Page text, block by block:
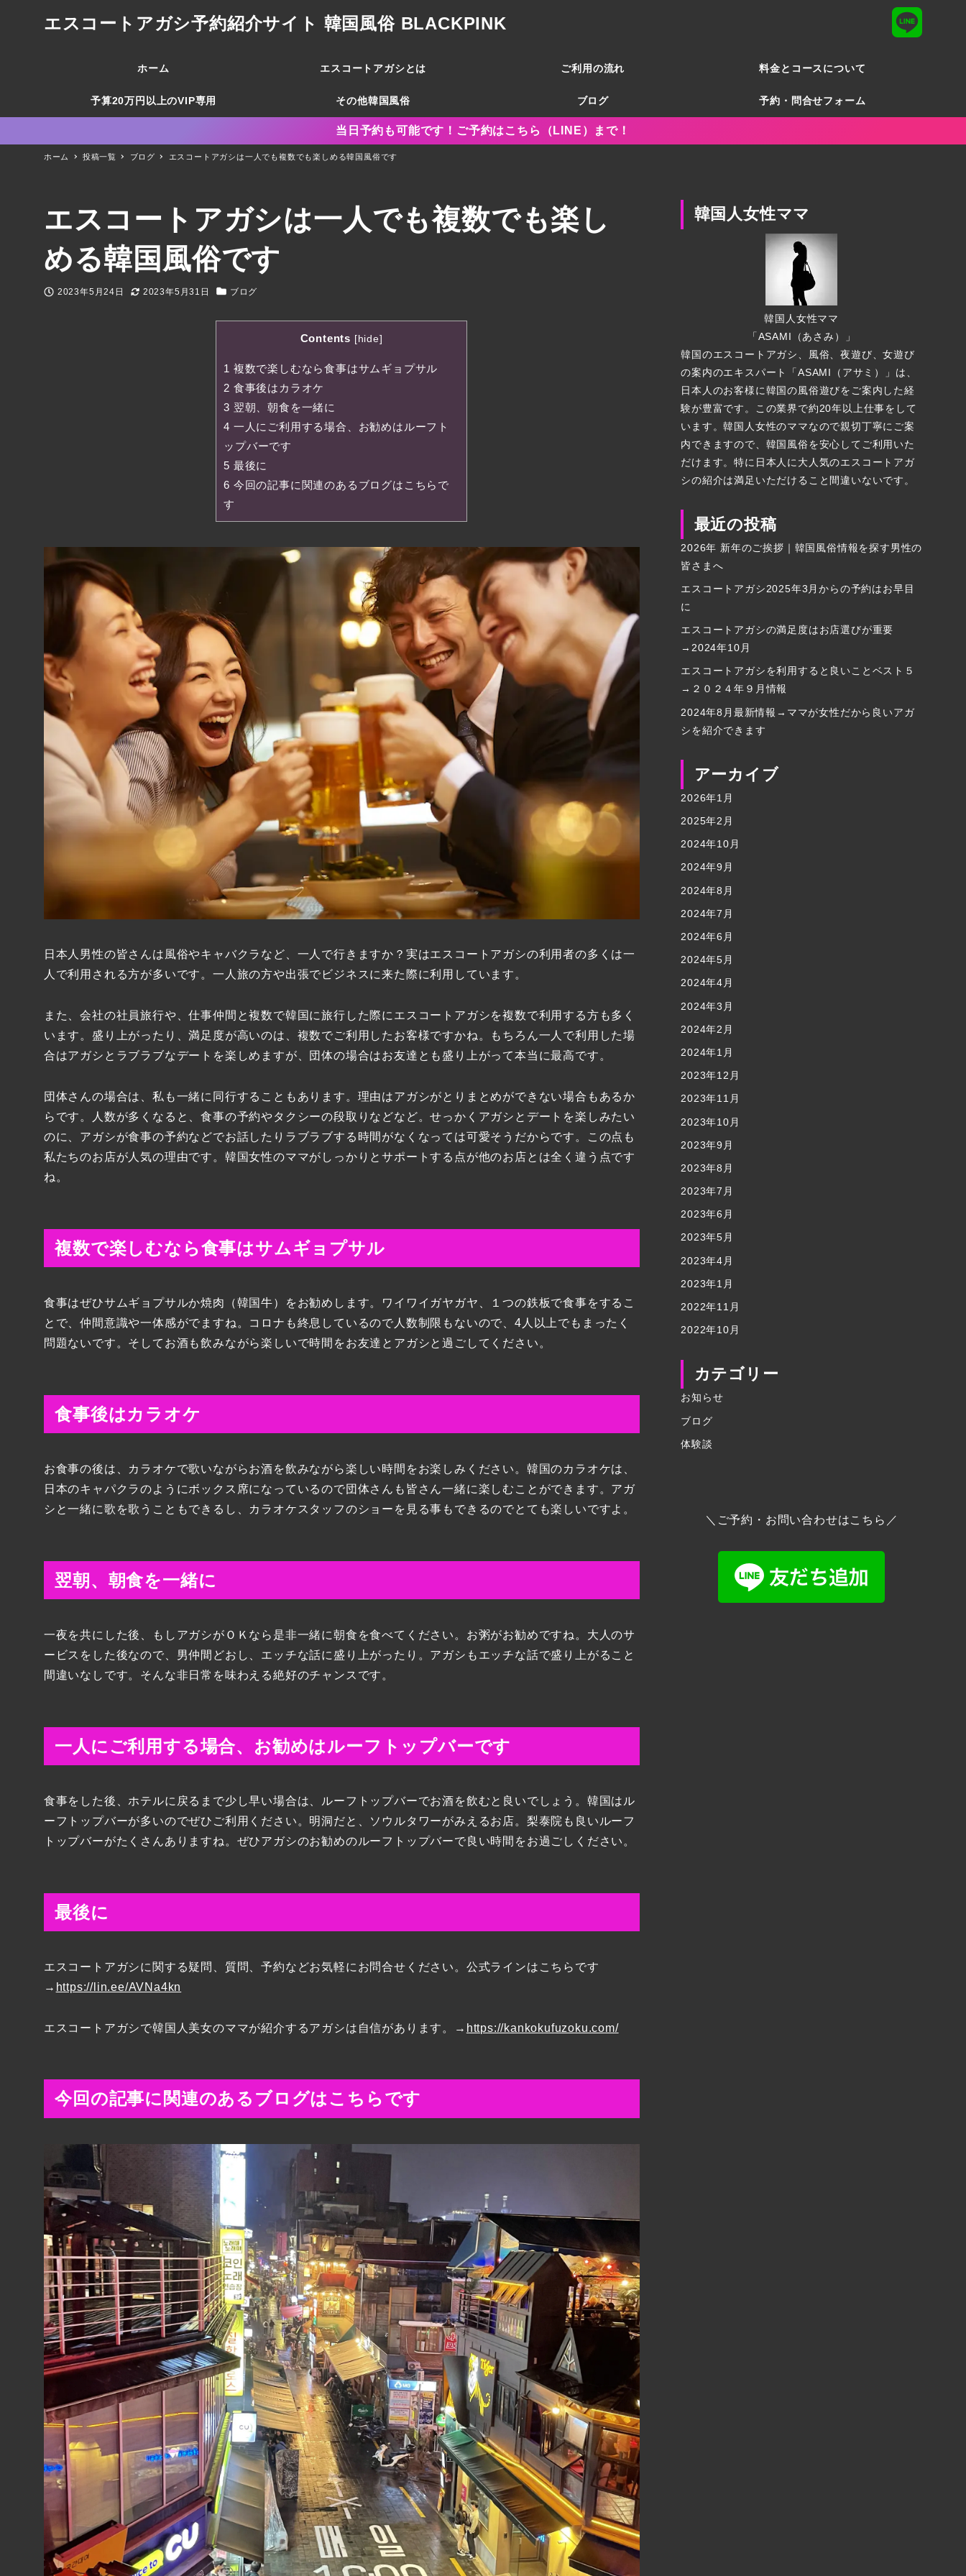
エスコートアガシ予約紹介サイト 韓国風俗 BLACKPINK
ホーム エスコートアガシとは ご利用の流れ 料金とコースについて
予算20万円以上のVIP専用 その他韓国風俗 ブログ 予約・問合せフォーム
当日予約も可能です！ご予約はこちら（LINE）まで！
ホーム 投稿一覧 ブログ エスコートアガシは一人でも複数でも楽しめる韓国風俗です
エスコートアガシは一人でも複数でも楽し
める韓国風俗です
投稿日
2023年5月24日
更新日
2023年5月31日
カテゴリー
ブログ
Contents [ hide]
1 複数で楽しむなら食事はサムギョプサル
2 食事後はカラオケ
3 翌朝、朝食を一緒に
4 一人にご利用する場合、お勧めはルーフト
ップバーです
5 最後に
6 今回の記事に関連のあるブログはこちらで
す
日本人男性の皆さんは風俗やキャバクラなど、一人で行きますか？実はエスコートアガシの利用者の多くは一
人で利用される方が多いです。一人旅の方や出張でビジネスに来た際に利用しています。
また、会社の社員旅行や、仕事仲間と複数で韓国に旅行した際にエスコートアガシを複数で利用する方も多く
います。盛り上がったり、満足度が高いのは、複数でご利用したお客様ですかね。もちろん一人で利用した場
合はアガシとラブラブなデートを楽しめますが、団体の場合はお友達とも盛り上がって本当に最高です。
団体さんの場合は、私も一緒に同行することもあります。理由はアガシがとりまとめができない場合もあるか
らです。人数が多くなると、食事の予約やタクシーの段取りなどなど。せっかくアガシとデートを楽しみたい
のに、アガシが食事の予約などでお話したりラブラブする時間がなくなっては可愛そうだからです。この点も
私たちのお店が人気の理由です。韓国女性のママがしっかりとサポートする点が他のお店とは全く違う点です
ね。
複数で楽しむなら食事はサムギョプサル
食事はぜひサムギョプサルか焼肉（韓国牛）をお勧めします。ワイワイガヤガヤ、１つの鉄板で食事をするこ
とで、仲間意識や一体感がでますね。コロナも終息しているので人数制限もないので、4人以上でもまったく
問題ないです。そしてお酒も飲みながら楽しいで時間をお友達とアガシと過ごしてください。
食事後はカラオケ
お食事の後は、カラオケで歌いながらお酒を飲みながら楽しい時間をお楽しみください。韓国のカラオケは、
日本のキャパクラのようにボックス席になっているので団体さんも皆さん一緒に楽しむことができます。アガ
シと一緒に歌を歌うこともできるし、カラオケスタッフのショーを見る事もできるのでとても楽しいですよ。
翌朝、朝食を一緒に
一夜を共にした後、もしアガシがＯＫなら是非一緒に朝食を食べてください。お粥がお勧めですね。大人のサ
ービスをした後なので、男仲間どおし、エッチな話に盛り上がったり。アガシもエッチな話で盛り上がること
間違いなしです。そんな非日常を味わえる絶好のチャンスです。
一人にご利用する場合、お勧めはルーフトップバーです
食事をした後、ホテルに戻るまで少し早い場合は、ルーフトップバーでお酒を飲むと良いでしょう。韓国はル
ーフトップバーが多いのでぜひご利用ください。明洞だと、ソウルタワーがみえるお店。梨泰院も良いルーフ
トップバーがたくさんありますね。ぜひアガシのお勧めのルーフトップバーで良い時間をお過ごしください。
最後に
エスコートアガシに関する疑問、質問、予約などお気軽にお問合せください。公式ラインはこちらです
→ https://lin.ee/AVNa4kn
エスコートアガシで韓国人美女のママが紹介するアガシは自信があります。→ https://kankokufuzoku.com/
今回の記事に関連のあるブログはこちらです
韓国人女性ママ
韓国人女性ママ
「ASAMI（あさみ）」
韓国のエスコートアガシ、風俗、夜遊び、女遊び
の案内のエキスパート「ASAMI（アサミ）」は、
日本人のお客様に韓国の風俗遊びをご案内した経
験が豊富です。この業界で約20年以上仕事をして
います。韓国人女性のママなので親切丁寧にご案
内できますので、韓国風俗を安心してご利用いた
だけます。特に日本人に大人気のエスコートアガ
シの紹介は満足いただけること間違いないです。
最近の投稿
2026年 新年のご挨拶｜韓国風俗情報を探す男性の
皆さまへ
エスコートアガシ2025年3月からの予約はお早目
に
エスコートアガシの満足度はお店選びが重要
→2024年10月
エスコートアガシを利用すると良いことベスト５
→２０２４年９月情報
2024年8月最新情報→ママが女性だから良いアガ
シを紹介できます
アーカイブ
2026年1月
2025年2月
2024年10月
2024年9月
2024年8月
2024年7月
2024年6月
2024年5月
2024年4月
2024年3月
2024年2月
2024年1月
2023年12月
2023年11月
2023年10月
2023年9月
2023年8月
2023年7月
2023年6月
2023年5月
2023年4月
2023年1月
2022年11月
2022年10月
カテゴリー
お知らせ
ブログ
体験談
＼ご予約・お問い合わせはこちら／